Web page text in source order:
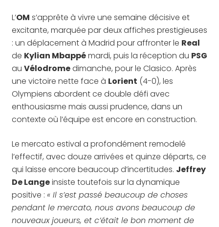
L’OM s’apprête à vivre une semaine décisive et
excitante, marquée par deux affiches prestigieuses
: un déplacement à Madrid pour affronter le Real
de Kylian Mbappémardi, puis la réception du PSG
au Vélodromedimanche, pour le Clasico. Après
une victoire nette face à Lorient (4-0), les
Olympiens abordent ce double défi avec
enthousiasme mais aussi prudence, dans un
contexte où l’équipe est encore en construction.
Le mercato estival a profondément remodelé
l’effectif, avec douze arrivées et quinze départs, ce
qui laisse encore beaucoup d’incertitudes. Jeffrey
De Langeinsiste toutefois sur la dynamique
positive : « Il s’est passé beaucoup de choses
pendant le mercato, nous avons beaucoup de
nouveaux joueurs, et c’était le bon moment de